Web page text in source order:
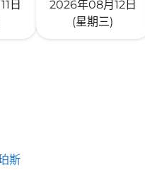
日
2026年08月12日
(星期三)
斯